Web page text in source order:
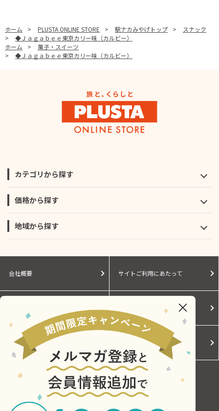
ホーム > PLUSTA ONLINE STORE > 駅ナカみやげトップ >
スナック
>
◆Ｊａｇａｂｅｅ東京カリー味（カルビー）
ホーム
>
菓子・スイーツ
>
◆Ｊａｇａｂｅｅ東京カリー味（カルビー）
カテゴリから探す
価格から探す
地域から探す
会社概要 サイトご利用にあたって
Cookieポリシー ご利用規約
お問い合わせ
Copyright © Central Japan Railway Company. All Rights Reserved.